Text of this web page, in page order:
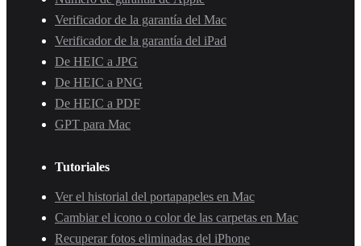
Verificador de la garantía del Mac
Verificador de la garantía del iPad
De HEIC a JPG
De HEIC a PNG
De HEIC a PDF
GPT para Mac
Tutoriales
Ver el historial del portapapeles en Mac
Cambiar el icono o color de las carpetas en Mac
Recuperar fotos eliminadas del iPhone